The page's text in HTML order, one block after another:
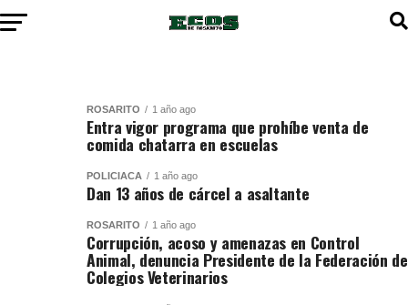
ROSARITO 1 año ago
Entra vigor programa que prohíbe venta de
comida chatarra en escuelas
POLICIACA 1 año ago
Dan 13 años de cárcel a asaltante
ROSARITO 1 año ago
Corrupción, acoso y amenazas en Control
Animal, denuncia Presidente de la Federación de
Colegios Veterinarios